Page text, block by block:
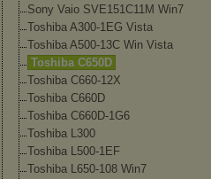
Sony Vaio SVE151C11M Win7
Toshiba A300-1EG Vista
Toshiba A500-13C Win Vista
Toshiba C650D
Toshiba C660-12X
Toshiba C660D
Toshiba C660D-1G6
Toshiba L300
Toshiba L500-1EF
Toshiba L650-108 Win7